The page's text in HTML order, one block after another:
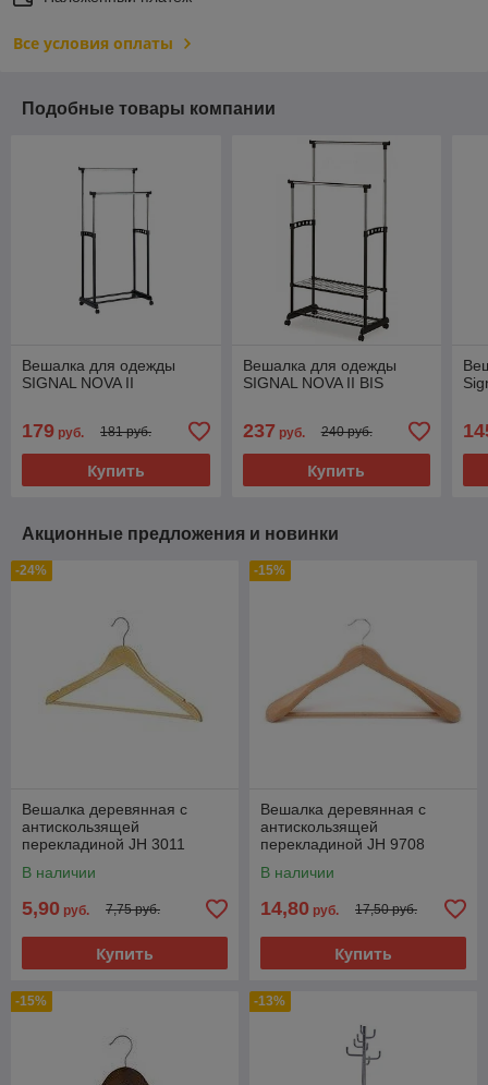
Все условия оплаты
Подобные товары компании
Вешалка для одежды
SIGNAL NOVA II
179 руб. 181 руб.
Купить
Вешалка для одежды
SIGNAL NOVA II BIS
237 руб. 240 руб.
Купить
Акционные предложения и новинки
-24%
Вешалка деревянная с
антискользящей
перекладиной JH 3011
В наличии
5,90 руб. 7,75 руб.
Купить
-15%
Вешалка деревянная с
антискользящей
перекладиной JH 9708
В наличии
14,80 руб. 17,50 руб.
Купить
-15% -13%